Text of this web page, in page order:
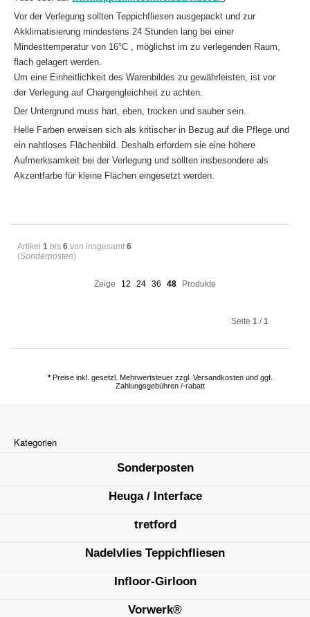
Vor der Verlegung sollten Teppichfliesen ausgepackt und zur
Akklimatisierung mindestens 24 Stunden lang bei einer
Mindesttemperatur von 16°C , möglichst im zu verlegenden Raum,
flach gelagert werden.
Um eine Einheitlichkeit des Warenbildes zu gewährleisten, ist vor
der Verlegung auf Chargengleichheit zu achten.
Der Untergrund muss hart, eben, trocken und sauber sein.
Helle Farben erweisen sich als kritischer in Bezug auf die Pflege und
ein nahtloses Flächenbild. Deshalb erfordern sie eine höhere
Aufmerksamkeit bei der Verlegung und sollten insbesondere als
Akzentfarbe für kleine Flächen eingesetzt werden.
Artikel 1 bis 6 von insgesamt 6
(Sonderposten)
Zeige 12 24 36 48 Produkte
Seite1 /1
*Preise inkl. gesetzl. Mehrwertsteuer zzgl. Versandkosten und ggf.
Zahlungsgebühren /-rabatt
Kategorien
Sonderposten
Heuga / Interface
tretford
Nadelvlies Teppichfliesen
Infloor-Girloon
Vorwerk®